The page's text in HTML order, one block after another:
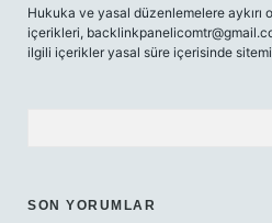
Hukuka ve yasal düzenlemelere aykırı
içerikleri,
ilgili içerikler yasal süre içerisinde
SON YORUMLAR